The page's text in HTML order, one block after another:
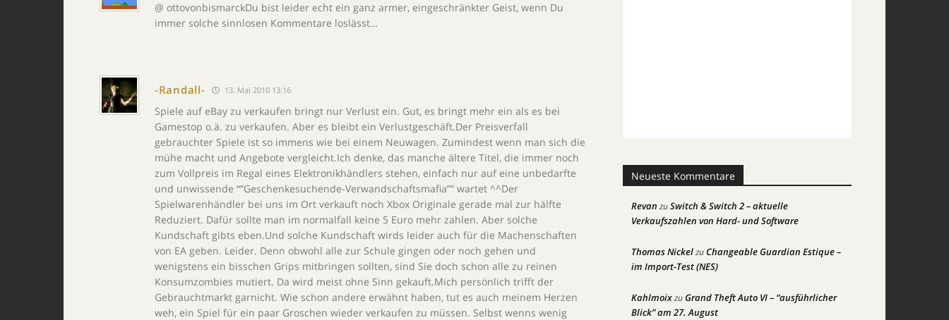
@ ottovonbismarckDu bist leider echt ein ganz armer, eingeschränkter Geist, wenn Du
immer solche sinnlosen Kommentare loslässt…
-Randall- 13. Mai 2010 13:16
Spiele auf eBay zu verkaufen bringt nur Verlust ein. Gut, es bringt mehr ein als es bei
Gamestop o.ä. zu verkaufen. Aber es bleibt ein Verlustgeschäft.Der Preisverfall
gebrauchter Spiele ist so immens wie bei einem Neuwagen. Zumindest wenn man sich die
mühe macht und Angebote vergleicht.Ich denke, das manche ältere Titel, die immer noch
zum Vollpreis im Regal eines Elektronikhändlers stehen, einfach nur auf eine unbedarfte
und unwissende “”Geschenkesuchende-Verwandschaftsmafia”” wartet ^^Der
Spielwarenhändler bei uns im Ort verkauft noch Xbox Originale gerade mal zur hälfte
Reduziert. Dafür sollte man im normalfall keine 5 Euro mehr zahlen. Aber solche
Kundschaft gibts eben.Und solche Kundschaft wirds leider auch für die Machenschaften
von EA geben. Leider. Denn obwohl alle zur Schule gingen oder noch gehen und
wenigstens ein bisschen Grips mitbringen sollten, sind Sie doch schon alle zu reinen
Konsumzombies mutiert. Da wird meist ohne Sinn gekauft.Mich persönlich trifft der
Gebrauchtmarkt garnicht. Wie schon andere erwähnt haben, tut es auch meinem Herzen
weh, ein Spiel für ein paar Groschen wieder verkaufen zu müssen. Selbst wenns wenig
Neueste Kommentare
Revan zuSwitch & Switch 2 – aktuelle
Verkaufszahlen von Hard- und Software
Thomas NickelzuChangeable Guardian Estique –
im Import-Test (NES)
KahlmoixzuGrand Theft Auto VI – “ausführlicher
Blick” am 27. August